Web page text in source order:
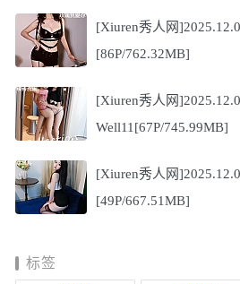
[Xiuren秀人网
[86P/762.32MB]
[Xiuren秀人网
Well11[67P/745.99MB]
[Xiuren秀人网
[49P/667.51MB]
标签